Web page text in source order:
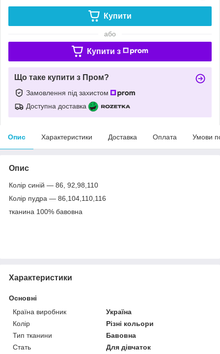
Купити
або
Купити з
Що таке купити з Пром?
Замовлення під захистом
Доступна доставка
Опис Характеристики Доставка Оплата Умови
Опис
Колір синій — 86, 92,98,110
Колір пудра — 86,104,110,116
тканина 100% бавовна
Характеристики
Основні
Країна виробник
Україна
Колір
Різні кольори
Тип тканини
Бавовна
Стать
Для дівчаток